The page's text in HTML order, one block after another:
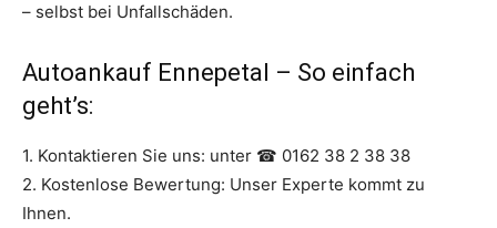
– selbst bei Unfallschäden.
Autoankauf Ennepetal – So einfach
geht’s:
1. Kontaktieren Sie uns: unter ☎ 0162 38 2 38 38
2. Kostenlose Bewertung: Unser Experte kommt zu
Ihnen.